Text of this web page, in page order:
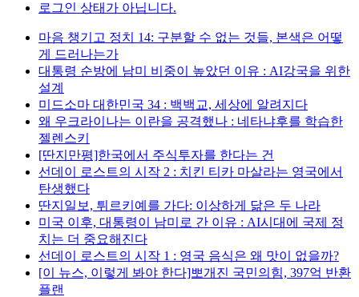
로그인 상태가 아닙니다.
마음 챙기고 정치 14: 구분할 수 없는 것들, 본색은 어떻
게 드러나는가
대통령 순방에 남미 비중이 높았던 이유 : AI강국을 위한
설계
미드소마 대한민국 34 : 백백교, 세상에 알려지다
왜 우크라이나는 이란을 공격했나 : 네타냐후를 학습한
젤렌스키
[딴지만평]한국에서 주식투자를 한다는 건
선데이 로스트의 시작 2 : 치킨 티카 마살라는 영국에서
탄생했다
딴지일보, 튀르키예를 가다: 이상하게 닮은 두 나라
미국 이후, 대통령이 남미로 간 이유 : AI시대에 국제 정
치는 더 중요해진다
선데이 로스트의 시작 1 : 영국 음식은 왜 맛이 없을까?
[이 뉴스, 이렇게 봐야 한다]뽀개진 국민의힘, 397억 반환
플랜